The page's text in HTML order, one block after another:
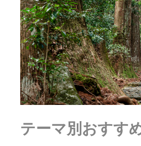
10秒ぴったり
自治体直営サ
はじめるバイ
よくあるご質問
テーマ別おすす